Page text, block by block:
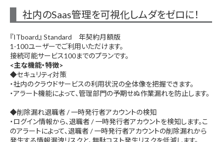
社内のSaas管理を可視化しムダをゼロに！
『ITboard』 Standard 年契約月額版
1-100ユーザーでご利用いただけます。
接続可能サービス100までのプランです。
<主な機能・特徴>
◆セキュリティ対策
・社内のクラウドサービスの利用状況の全体像を把握できます。
・アラート機能によって、管理部門の予期せぬ作業漏れを防止します。
◆削除漏れ退職者 / 一時発行者アカウントの検知
・ログイン情報から、退職者 / 一時発行者アカウントを検知します。こ
のアラートによって、退職者 / 一時発行者アカウントの削除漏れから
発生する情報漏洩リスクと、無駄コスト発生リスクを低減します。